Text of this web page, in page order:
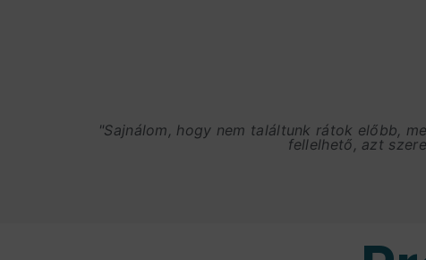
"Sajnálom, hogy nem találtunk rátok előbb,
fellelhető, azt